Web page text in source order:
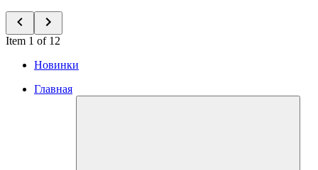
Item 1 of 12
Новинки
Главная